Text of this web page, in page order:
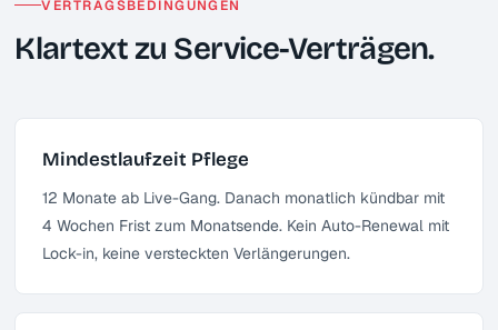
VERTRAGSBEDINGUNGEN
Klartext zu Service-Verträgen.
Mindestlaufzeit Pflege
12 Monate ab Live-Gang. Danach monatlich kündbar mit
4 Wochen Frist zum Monatsende. Kein Auto-Renewal mit
Lock-in, keine versteckten Verlängerungen.